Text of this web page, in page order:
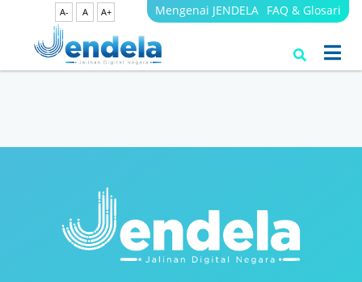
A- A A+ Mengenai JENDELA FAQ & Glosari
Search Results